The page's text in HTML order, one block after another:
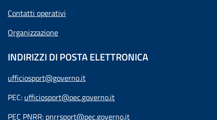
Contatti operativi
Organizzazione
INDIRIZZI DI POSTA ELETTRONICA
ufficiosport@governo.it
PEC: ufficiosport@pec.governo.it
PEC PNRR: pnrrsport@pec.governo.it